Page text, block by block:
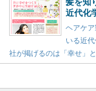
髪を知
近代化
ヘアケ
いる近
社が掲げるのは「幸せ」